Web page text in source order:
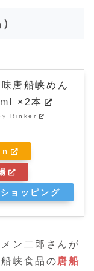
唐船峡めん
×2本
Rinker
ョッピング
ン二郎さんが
峡食品の 唐船